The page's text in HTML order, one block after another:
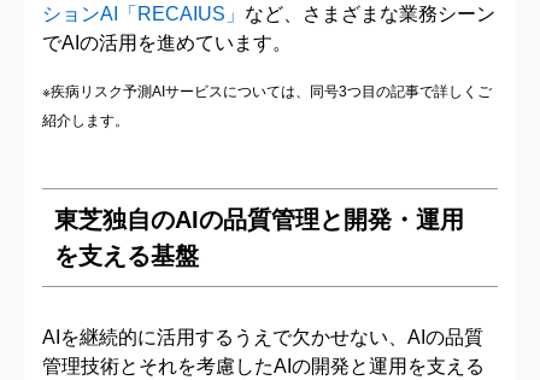
ションAI「RECAIUS」 など、さまざまな業務シーン
でAIの活用を進めています。
※疾病リスク予測AIサービスについては、同号3つ目の記事で詳しくご
紹介します。
東芝独自のAIの品質管理と開発・運用
を支える基盤
AIを継続的に活用するうえで欠かせない、AIの品質
管理技術とそれを考慮したAIの開発と運用を支える